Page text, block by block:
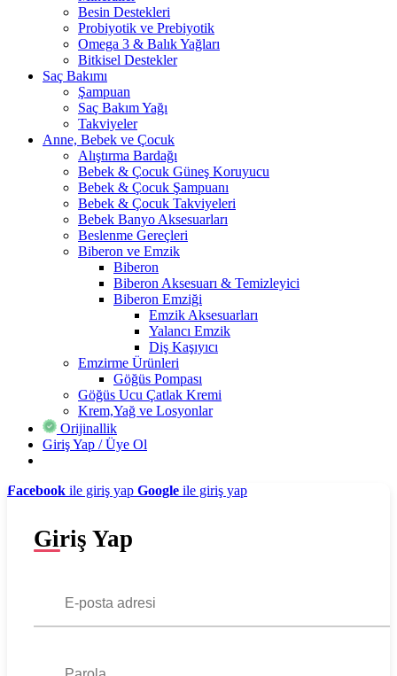
Besin Destekleri
Probiyotik ve Prebiyotik
Omega 3 & Balık Yağları
Bitkisel Destekler
Saç Bakımı
Şampuan
Saç Bakım Yağı
Takviyeler
Anne, Bebek ve Çocuk
Alıştırma Bardağı
Bebek & Çocuk Güneş Koruyucu
Bebek & Çocuk Şampuanı
Bebek & Çocuk Takviyeleri
Bebek Banyo Aksesuarları
Beslenme Gereçleri
Biberon ve Emzik
Biberon
Biberon Aksesuarı & Temizleyici
Biberon Emziği
Emzik Aksesuarları
Yalancı Emzik
Diş Kaşıyıcı
Emzirme Ürünleri
Göğüs Pompası
Göğüs Ucu Çatlak Kremi
Krem,Yağ ve Losyonlar
Orijinallik
Giriş Yap / Üye Ol
Facebook ile giriş yap Google ile giriş yap
Giriş Yap